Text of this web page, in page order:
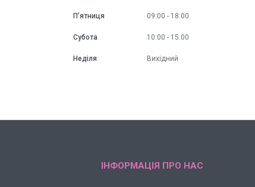
Пʼятниця 09:00 18:00
Субота 10:00 15:00
Неділя Вихідний
ІНФОРМАЦІЯ ПРО НАС